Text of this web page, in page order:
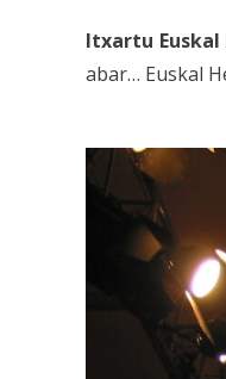
Itxartu
abar… Euskal